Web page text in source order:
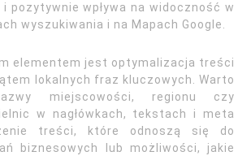
pozytywnie wpływa na widoczność w
wyszukiwania i na Mapach Google.
elementem jest optymalizacja treści
lokalnych fraz kluczowych. Warto
miejscowości, regionu czy
w nagłówkach, tekstach i meta
treści, które odnoszą się do
biznesowych lub możliwości, jakie